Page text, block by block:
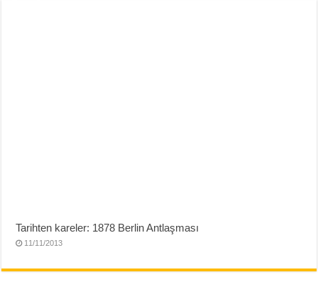
Tarihten kareler: 1878 Berlin Antlaşması
11/11/2013